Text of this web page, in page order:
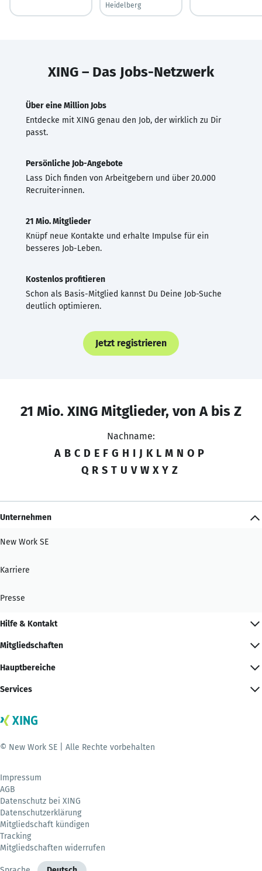
Heidelberg
XING – Das Jobs-Netzwerk
Über eine Million Jobs
Entdecke mit XING genau den Job, der wirklich zu Dir
passt.
Persönliche Job-Angebote
Lass Dich finden von Arbeitgebern und über 20.000
Recruiter·innen.
21 Mio. Mitglieder
Knüpf neue Kontakte und erhalte Impulse für ein
besseres Job-Leben.
Kostenlos profitieren
Schon als Basis-Mitglied kannst Du Deine Job-Suche
deutlich optimieren.
Jetzt registrieren
21 Mio. XING Mitglieder, von A bis Z
Nachname:
A B C D E F G H I J K L M N O P
Q R S T U V W X Y Z
Unternehmen
New Work SE
Karriere
Presse
Hilfe & Kontakt
Mitgliedschaften
Hauptbereiche
Services
© New Work SE | Alle Rechte vorbehalten
Impressum
AGB
Datenschutz bei XING
Datenschutzerklärung
Mitgliedschaft kündigen
Tracking
Mitgliedschaften widerrufen